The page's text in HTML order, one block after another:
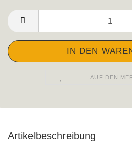
AUF DEN
Artikelbeschreibung